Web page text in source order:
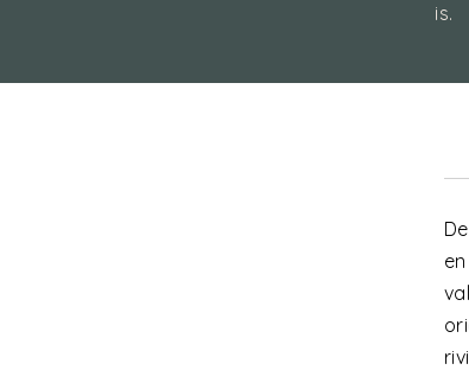
is.